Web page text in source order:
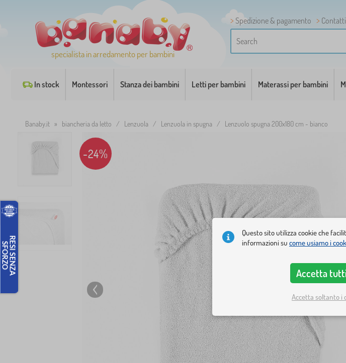
specialista in arredamento per bambini
Spedizione & pagamento
Contatti
In stock Montessori Stanza dei bambini Letti per bambini Materassi per bambini
Banaby.it » biancheria da letto / Lenzuola / Lenzuola in spugna / Lenzuolo spugna 200x180 cm - bianco
-24%
Questo sito utilizza cookie che
informazioni su come usiamo i
Accetta
Accetta soltanto i